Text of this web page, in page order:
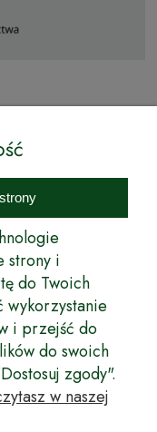
to inicjatywa
jest wprowadzenie na
ozdobnych oraz
zarówno małych, jak
ofertę - wspaniałe
i owocowych,
są
plantatorów.
drzewka cechuje
naszego klimatu
sklepu
drzewka
strony i
do Twoich
wykorzystanie
i przejść do
do swoich
zgody".
w naszej